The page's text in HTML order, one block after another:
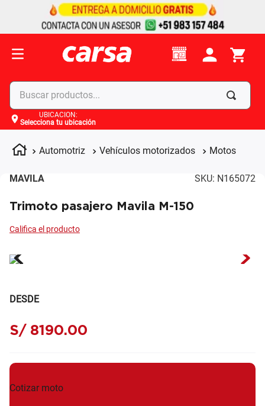
Buscar productos...
UBICACIÓN:
Selecciona tu ubicación
Automotriz Vehículos motorizados Motos
MAVILA SKU: N165072
Trimoto pasajero Mavila M-150
DESDE
S/ 8190.00
Cotizar moto
Términos más buscados
celulares
4. apple